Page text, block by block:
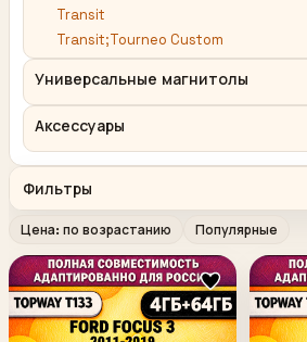
Transit
Transit;Tourneo Custom
Универсальные магнитолы
Аксессуары
Фильтры
Цена: по возрастанию Популярные